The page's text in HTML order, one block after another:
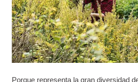
Porque representa la gran diversidad